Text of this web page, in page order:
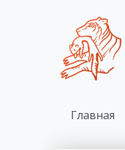
Главная